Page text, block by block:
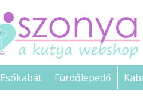
Esőkabát Fürdőlepedő